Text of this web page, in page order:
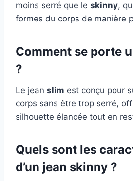
moins serré que le skinny,
formes du corps de manière
Comment se porte
?
Le jean slim est conçu pour
corps sans être trop serré,
silhouette élancée tout en
Quels sont les
d’un jean skinny ?